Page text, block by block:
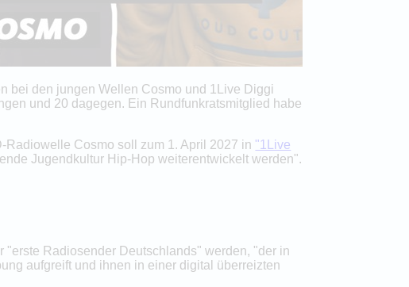
bei den jungen Wellen Cosmo und 1Live Diggi
und 20 dagegen. Ein Rundfunkratsmitglied habe
Cosmo soll zum 1. April 2027 in "1Live
Jugendkultur Hip-Hop weiterentwickelt werden".
Radiosender Deutschlands" werden, "der in
aufgreift und ihnen in einer digital überreizten